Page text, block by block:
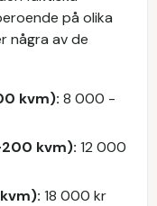
på olika
några av de
kvm): 8 000 -
kvm): 12 000
18 000 kr